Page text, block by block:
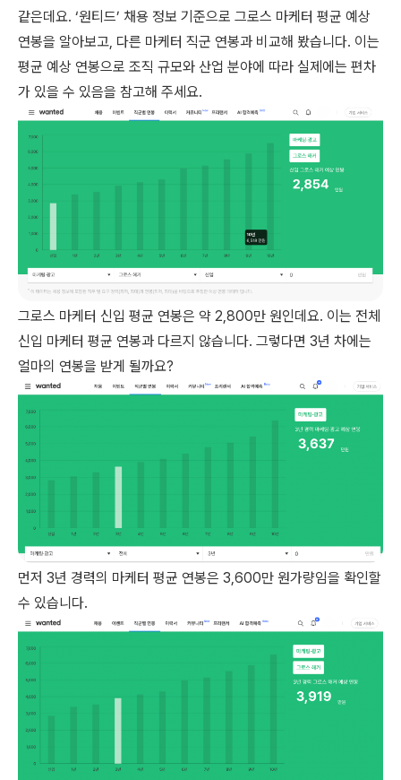
같은데요. ‘원티드’ 채용 정보 기준으로 그로스 마케터 평균 예상
연봉을 알아보고, 다른 마케터 직군 연봉과 비교해 봤습니다. 이는
평균 예상 연봉으로 조직 규모와 산업 분야에 따라 실제에는 편차
가 있을 수 있음을 참고해 주세요.
그로스 마케터 신입 평균 연봉은 약 2,800만 원인데요. 이는 전체
신입 마케터 평균 연봉과 다르지 않습니다. 그렇다면 3년 차에는
얼마의 연봉을 받게 될까요?
먼저 3년 경력의 마케터 평균 연봉은 3,600만 원가량임을 확인할
수 있습니다.